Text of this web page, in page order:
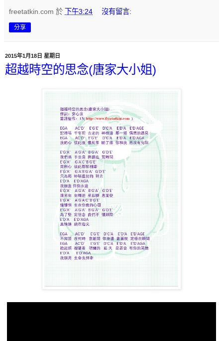
freetatkin.com 於 下午3:24 沒有留言:
分享
2015年1月18日 星期日
超越時空的思念(唐家大小姐)